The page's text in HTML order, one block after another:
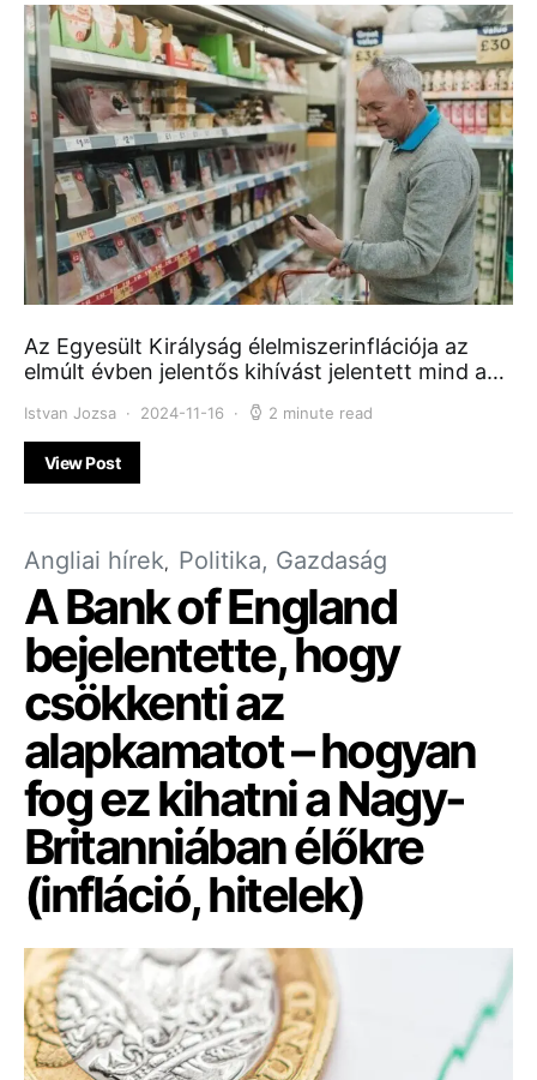
Az Egyesült Királyság élelmiszerinflációja az
elmúlt évben jelentős kihívást jelentett mind a…
Istvan Jozsa 2024-11-16 2 minute read
View Post
Angliai hírek Politika, Gazdaság
A Bank of England
bejelentette, hogy
csökkenti az
alapkamatot – hogyan
fog ez kihatni a Nagy-
Britanniában élőkre
(infláció, hitelek)